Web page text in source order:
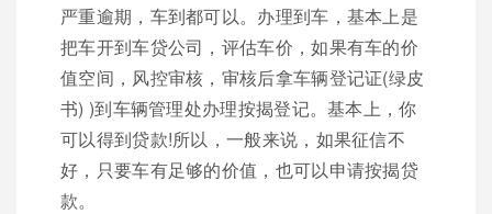
严重逾期，车到都可以。办理到车，基本上是
把车开到车贷公司，评估车价，如果有车的价
值空间，风控审核，审核后拿车辆登记证(绿皮
书) )到车辆管理处办理按揭登记。基本上，你
可以得到贷款!所以，一般来说，如果征信不
好，只要车有足够的价值，也可以申请按揭贷
款。